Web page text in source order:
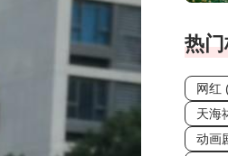
热
网红
天海
动画